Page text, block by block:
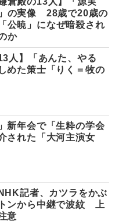
の実像 28歳で20歳の
公暁」になぜ暗殺され
か
人】「あんた、やる
めた策士「りく＝牧の
新年会で「生粋の学会
された「大河主演女
記者、カツラをかぶ
ンから中継で波紋 上
意